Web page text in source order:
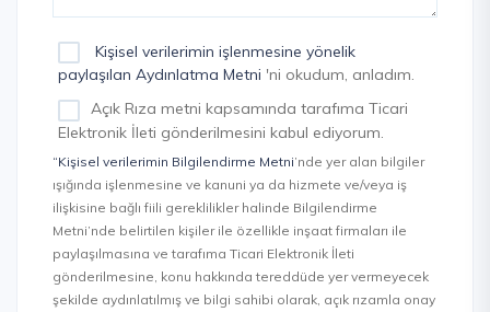
Kişisel verilerimin işlenmesine yönelik
paylaşılan Aydınlatma Metni 'ni okudum, anladım.
Açık Rıza metni kapsamında tarafıma Ticari
Elektronik İleti gönderilmesini kabul ediyorum.
“Kişisel verilerimin Bilgilendirme Metni’nde yer alan bilgiler
ışığında işlenmesine ve kanuni ya da hizmete ve/veya iş
ilişkisine bağlı fiili gereklilikler halinde Bilgilendirme
Metni’nde belirtilen kişiler ile özellikle inşaat firmaları ile
paylaşılmasına ve tarafıma Ticari Elektronik İleti
gönderilmesine, konu hakkında tereddüde yer vermeyecek
şekilde aydınlatılmış ve bilgi sahibi olarak, açık rızamla onay